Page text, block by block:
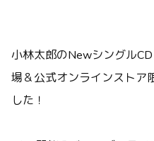
小林太郎のNewシングル
場＆公式オンラインストア
した！